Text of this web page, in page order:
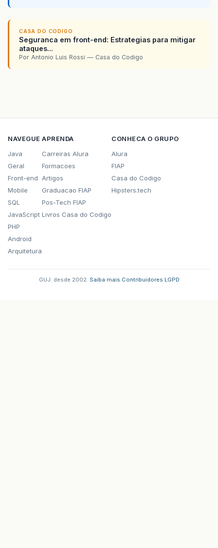
CASA DO CODIGO
Seguranca em front-end: Estrategias para mitigar
ataques...
Por Antonio Luis Rossi — Casa do Codigo
NAVEGUE
Java
Geral
Front-end
Mobile
SQL
JavaScript
PHP
Android
Arquitetura
APRENDA
Carreiras Alura
Formacoes
Artigos
Graduacao FIAP
Pos-Tech FIAP
Livros Casa do Codigo
CONHECA O GRUPO
Alura
FIAP
Casa do Codigo
Hipsters.tech
GUJ: desde 2002. Saiba mais Contribuidores LGPD